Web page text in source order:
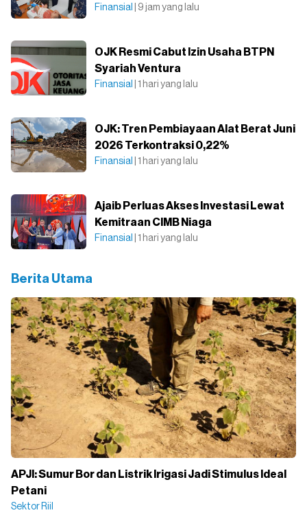
Finansial | 9 jam yang lalu
OJK Resmi Cabut Izin Usaha BTPN
Syariah Ventura
Finansial | 1 hari yang lalu
OJK: Tren Pembiayaan Alat Berat Juni
2026 Terkontraksi 0,22%
Finansial | 1 hari yang lalu
Ajaib Perluas Akses Investasi Lewat
Kemitraan CIMB Niaga
Finansial | 1 hari yang lalu
Berita Utama
APJI: Sumur Bor dan Listrik Irigasi Jadi Stimulus Ideal
Petani
Sektor Riil